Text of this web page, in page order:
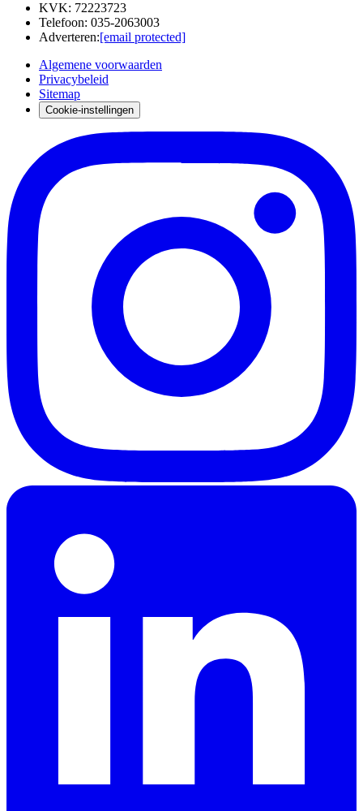
KVK: 72223723
Telefoon: 035-2063003
Adverteren:[email protected]
Algemene voorwaarden
Privacybeleid
Sitemap
Cookie-instellingen